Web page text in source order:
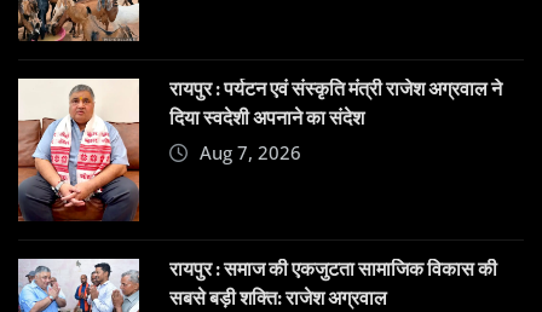
रायपुर : पर्यटन एवं संस्कृति मंत्री राजेश अग्रवाल ने
दिया स्वदेशी अपनाने का संदेश
Aug 7, 2026
रायपुर : समाज की एकजुटता सामाजिक विकास की
सबसे बड़ी शक्ति: राजेश अग्रवाल